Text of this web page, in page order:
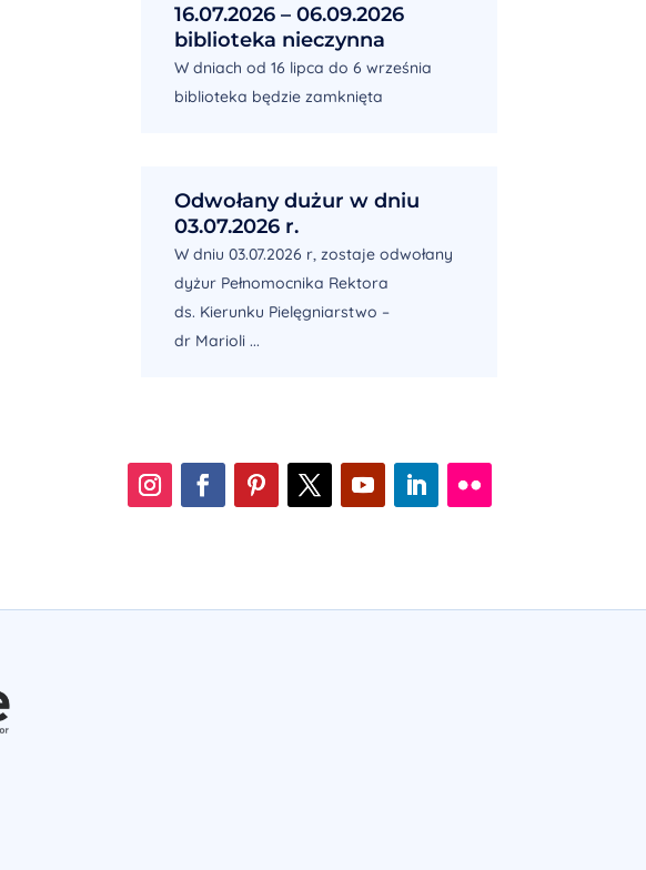
16.07.2026 – 06.09.2026
biblioteka nieczynna
W dniach od 16 lipca do 6 września
biblioteka będzie zamknięta
Odwołany dużur w dniu
03.07.2026 r.
W dniu 03.07.2026 r, zostaje odwołany
dyżur Pełnomocnika Rektora
ds. Kierunku Pielęgniarstwo –
dr Marioli ...